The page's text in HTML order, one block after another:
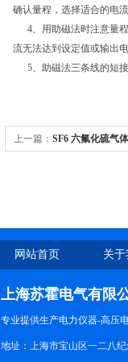
确认量程，选择适合的电
4、用助磁法时注意量程
流无法达到设定值或输出
5、助磁法三条线的短接
上一篇： SF6 六氟化硫气
网站首页 关
上海苏霍电气有限
专业提供生产电力仪器-高压
地址：上海市宝山区一二八纪